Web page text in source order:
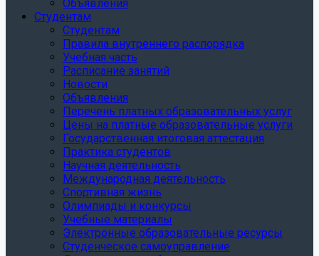
Объявления
Студентам
Студентам
Правила внутреннего распорядка
Учебная часть
Расписание занятий
Новости
Объявления
Перечень платных образовательных услуг
Цены на платные образовательные услуги
Государственная итоговая аттестация
Практика студентов
Научная деятельность
Международная деятельность
Спортивная жизнь
Олимпиады и конкурсы
Учебные материалы
Электронные образовательные ресурсы
Студенческое самоуправление